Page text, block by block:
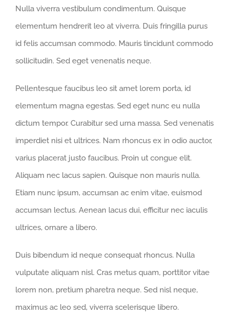
Nulla viverra vestibulum condimentum. Quisque
elementum hendrerit leo at viverra. Duis fringilla purus
id felis accumsan commodo. Mauris tincidunt commodo
sollicitudin. Sed eget venenatis neque.
Pellentesque faucibus leo sit amet lorem porta, id
elementum magna egestas. Sed eget nunc eu nulla
dictum tempor. Curabitur sed urna massa. Sed venenatis
imperdiet nisi et ultrices. Nam rhoncus ex in odio auctor,
varius placerat justo faucibus. Proin ut congue elit.
Aliquam nec lacus sapien. Quisque non mauris nulla.
Etiam nunc ipsum, accumsan ac enim vitae, euismod
accumsan lectus. Aenean lacus dui, efficitur nec iaculis
ultrices, ornare a libero.
Duis bibendum id neque consequat rhoncus. Nulla
vulputate aliquam nisl. Cras metus quam, porttitor vitae
lorem non, pretium pharetra neque. Sed nisl neque,
maximus ac leo sed, viverra scelerisque libero.